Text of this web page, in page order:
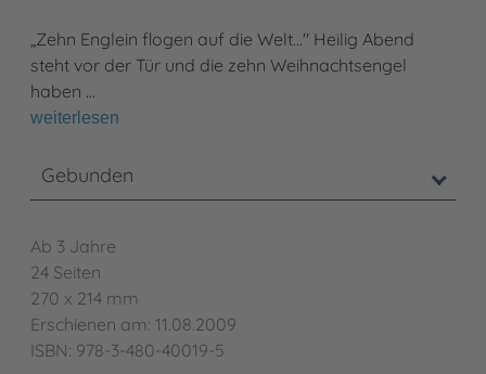
„Zehn Englein flogen auf die Welt..." Heilig Abend
steht vor der Tür und die zehn Weihnachtsengel
haben …
weiterlesen
Gebunden
Ab 3 Jahre
24 Seiten
270 x 214 mm
Erschienen am: 11.08.2009
ISBN: 978-3-480-40019-5